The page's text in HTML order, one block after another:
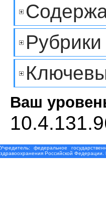
Рубрики
Ваш
Учредитель: федеральное
здравоохранения Российской